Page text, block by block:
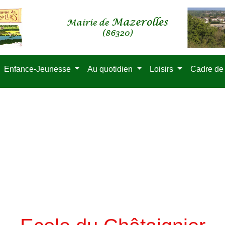
Enfance-Jeunesse Au quotidien Loisirs Cadre